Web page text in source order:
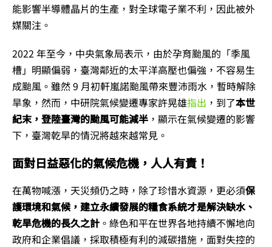
能影響半導體晶片的生產，對全球電子業不利，因此被外
媒關注。
2022 年至今，中央氣象局表示，由於孕育颱風的「季風
槽」明顯偏弱，臺灣鄰近的太平洋高壓也偏強，不容易生
成颱風。雖然 9 月初軒嵐諾颱風帶來豐沛雨水，暫時解除
旱象，然而，中研院氣候變遷專家許晃雄指出 ，到了本世
紀末，登陸臺灣的颱風可能減半 ，顯示在氣候變遷的影響
下，臺灣乾旱的情況將越來越常見。
面對日益惡化的氣候危機，人人有責！
在萬物喊漲，天災頻仍之時，除了珍惜水資源，更必須保
護環境和氣候，建立永續發展的糧食系統才是解決缺水、
乾旱危機的長久之計 。綠色和平在世界各地持續不懈地向
政府和企業倡議，採取積極有利的減碳措施，面對失控的